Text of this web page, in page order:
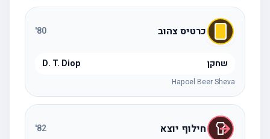
כרטיס צהוב 80
'
שחקן D. T. Diop
Hapoel Beer Sheva
חילוף יוצא 82
'